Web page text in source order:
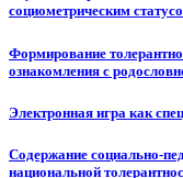
социометрическим
Формирование
ознакомления с
Электронная игра как
Содержание социально-
национальной